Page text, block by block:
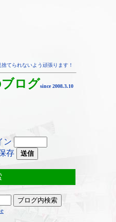
捨てられないよう頑張ります！
ログsince 2008.3.10
ン
存